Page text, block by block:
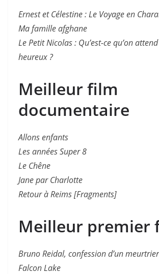
Ernest et Célestine : Le Voyage en
Ma famille afghane
Le Petit Nicolas : Qu’est-ce qu’on
heureux ?
Meilleur film
documentaire
Allons enfants
Les années Super 8
Le Chêne
Jane par Charlotte
Retour à Reims [Fragments]
Meilleur premier
Bruno Reidal, confession d’un meurtrier
Falcon Lake